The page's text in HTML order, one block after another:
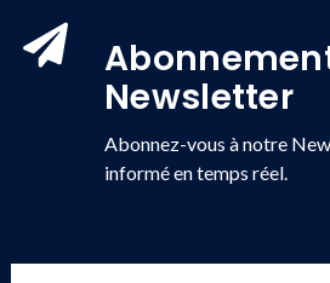
Newsletter
Abonnez-vous à notre
informé en temps réel.